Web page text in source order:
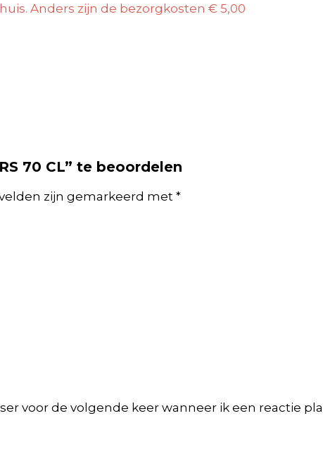
Anders zijn de bezorgkosten € 5,00
70 CL” te beoordelen
zijn gemarkeerd met *
voor de volgende keer wanneer ik een reactie